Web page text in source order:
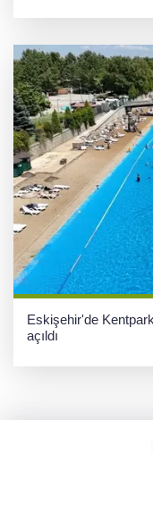
Eskişehir'de
açıldı